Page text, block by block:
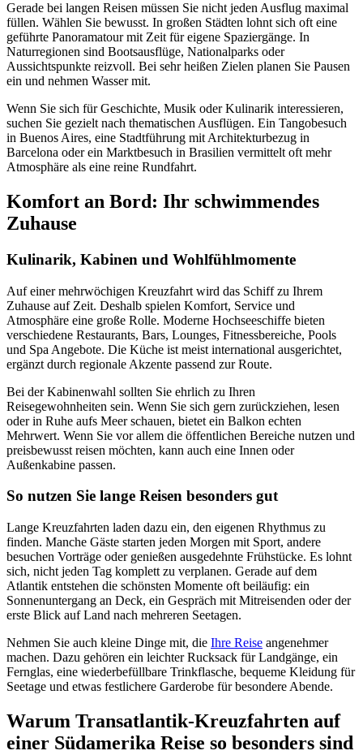
Gerade bei langen Reisen müssen Sie nicht jeden Ausflug maximal
füllen. Wählen Sie bewusst. In großen Städten lohnt sich oft eine
geführte Panoramatour mit Zeit für eigene Spaziergänge. In
Naturregionen sind Bootsausflüge, Nationalparks oder
Aussichtspunkte reizvoll. Bei sehr heißen Zielen planen Sie Pausen
ein und nehmen Wasser mit.
Wenn Sie sich für Geschichte, Musik oder Kulinarik interessieren,
suchen Sie gezielt nach thematischen Ausflügen. Ein Tangobesuch
in Buenos Aires, eine Stadtführung mit Architekturbezug in
Barcelona oder ein Marktbesuch in Brasilien vermittelt oft mehr
Atmosphäre als eine reine Rundfahrt.
Komfort an Bord: Ihr schwimmendes
Zuhause
Kulinarik, Kabinen und Wohlfühlmomente
Auf einer mehrwöchigen Kreuzfahrt wird das Schiff zu Ihrem
Zuhause auf Zeit. Deshalb spielen Komfort, Service und
Atmosphäre eine große Rolle. Moderne Hochseeschiffe bieten
verschiedene Restaurants, Bars, Lounges, Fitnessbereiche, Pools
und Spa Angebote. Die Küche ist meist international ausgerichtet,
ergänzt durch regionale Akzente passend zur Route.
Bei der Kabinenwahl sollten Sie ehrlich zu Ihren
Reisegewohnheiten sein. Wenn Sie sich gern zurückziehen, lesen
oder in Ruhe aufs Meer schauen, bietet ein Balkon echten
Mehrwert. Wenn Sie vor allem die öffentlichen Bereiche nutzen und
preisbewusst reisen möchten, kann auch eine Innen oder
Außenkabine passen.
So nutzen Sie lange Reisen besonders gut
Lange Kreuzfahrten laden dazu ein, den eigenen Rhythmus zu
finden. Manche Gäste starten jeden Morgen mit Sport, andere
besuchen Vorträge oder genießen ausgedehnte Frühstücke. Es lohnt
sich, nicht jeden Tag komplett zu verplanen. Gerade auf dem
Atlantik entstehen die schönsten Momente oft beiläufig: ein
Sonnenuntergang an Deck, ein Gespräch mit Mitreisenden oder der
erste Blick auf Land nach mehreren Seetagen.
Nehmen Sie auch kleine Dinge mit, die Ihre Reise angenehmer
machen. Dazu gehören ein leichter Rucksack für Landgänge, ein
Fernglas, eine wiederbefüllbare Trinkflasche, bequeme Kleidung für
Seetage und etwas festlichere Garderobe für besondere Abende.
Warum Transatlantik-Kreuzfahrten auf
einer Südamerika Reise so besonders sind